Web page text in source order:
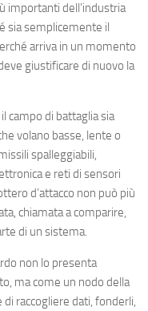
importanti dell’industria
sia semplicemente il
arriva in un momento
giustificare di nuovo la
campo di battaglia sia
volano basse, lente o
spalleggiabili,
e reti di sensori
d’attacco non può più
chiamata a comparire,
di un sistema.
non lo presenta
ma come un nodo della
raccogliere dati, fonderli,